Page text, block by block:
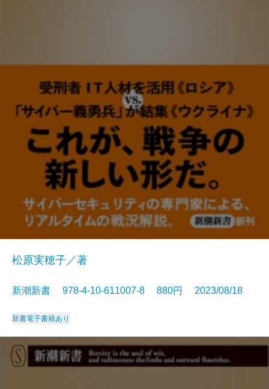
松原実穂子／著
新潮新書 978-4-10-611007-8 880円 2023/08/18
新書電子書籍あり